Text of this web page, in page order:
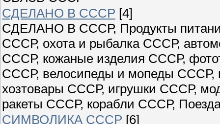
СДЕЛАНО В СССР [4]
СДЕЛАНО В СССР, Продукты
СССР, охота и рыбалка СССР,
СССР, кожаные изделия СССР,
СССР, велосипеды и мопеды
хозтовары СССР, игрушки СССР,
ракеты СССР, корабли СССР,
СИМВОЛИКА СССР [6]